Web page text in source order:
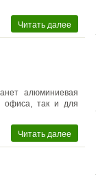
Читать далее
алюминиевая
офиса, так и для
Читать далее